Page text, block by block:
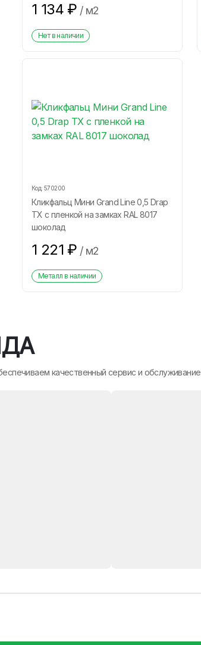
1 134 ₽ / м2
Нет в наличии
Код: 570200
Кликфальц Мини Grand Line 0,5 Drap
ТХ с пленкой на замках RAL 8017
шоколад
1 221 ₽ / м2
Металл в наличии
качественный сервис и обслуживание